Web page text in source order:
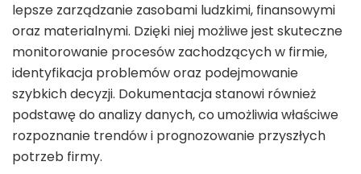
lepsze zarządzanie zasobami ludzkimi, finansowymi
oraz materialnymi. Dzięki niej możliwe jest skuteczne
monitorowanie procesów zachodzących w firmie,
identyfikacja problemów oraz podejmowanie
szybkich decyzji. Dokumentacja stanowi również
podstawę do analizy danych, co umożliwia właściwe
rozpoznanie trendów i prognozowanie przyszłych
potrzeb firmy.